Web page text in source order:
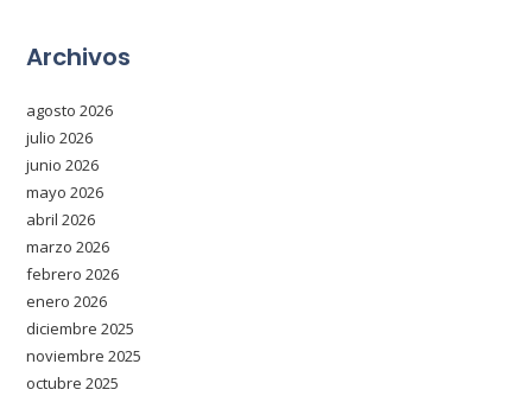
Archivos
agosto 2026
julio 2026
junio 2026
mayo 2026
abril 2026
marzo 2026
febrero 2026
enero 2026
diciembre 2025
noviembre 2025
octubre 2025